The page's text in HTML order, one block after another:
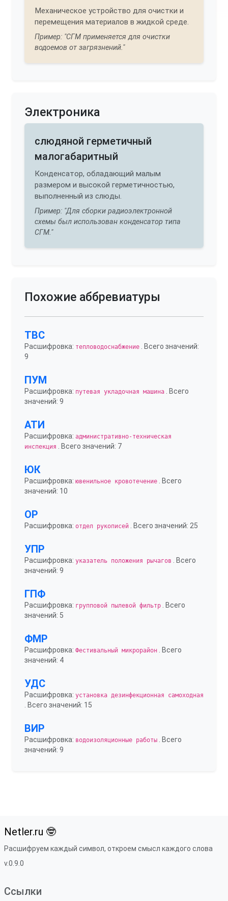
Механическое устройство для очистки и
перемещения материалов в жидкой среде.
Пример: "СГМ применяется для очистки
водоемов от загрязнений."
Электроника
слюдяной герметичный
малогабаритный
Конденсатор, обладающий малым
размером и высокой герметичностью,
выполненный из слюды.
Пример: "Для сборки радиоэлектронной
схемы был использован конденсатор типа
СГМ."
Похожие аббревиатуры
ТВС
Расшифровка: тепловодоснабжение . Всего значений:
9
ПУМ
Расшифровка: путевая укладочная машина . Всего
значений: 9
АТИ
Расшифровка: административно-техническая
инспекция
. Всего значений: 7
ЮК
Расшифровка: ювенильное кровотечение . Всего
значений: 10
ОР
Расшифровка: отдел рукописей . Всего значений: 25
УПР
Расшифровка: указатель положения рычагов
. Всего
значений: 9
ГПФ
Расшифровка: групповой пылевой фильтр . Всего
значений: 5
ФМР
Расшифровка: Фестивальный микрорайон . Всего
значений: 4
УДС
Расшифровка: установка дезинфекционная самоходная
. Всего значений: 15
ВИР
Расшифровка: водоизоляционные работы . Всего
значений: 9
Netler.ru 🤓
Расшифруем каждый символ, откроем смысл каждого слова
v.0.9.0
Ссылки